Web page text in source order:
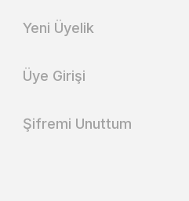
Yeni Üyelik
Üye Girişi
Şifremi Unuttum